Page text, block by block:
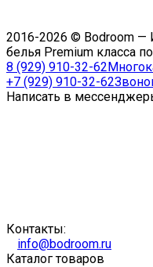
2016-2026 © Bodroom —
белья Premium класса
8 (929) 910-32-62
+7 (929) 910-32-62
Написать в
Контакты:
info@bodroom.ru
Каталог товаров